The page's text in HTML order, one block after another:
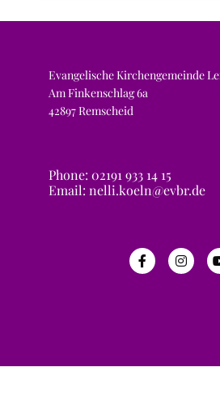
Evangelische Kirchengemeinde
Am Finkenschlag 6a
42897 Remscheid
Phone: 02191 933 14 15
Email: nelli.koeln@evbr.de